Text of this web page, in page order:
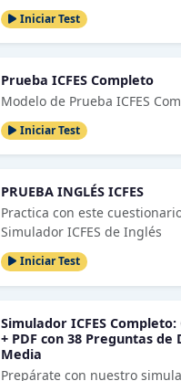
Iniciar Test
Prueba ICFES Completo
Modelo de Prueba ICFES
Iniciar Test
PRUEBA INGLÉS ICFES
Practica con este
Simulador ICFES de Inglés
Iniciar Test
Simulador ICFES
+ PDF con 38 Preguntas de
Media
Prepárate con nuestro